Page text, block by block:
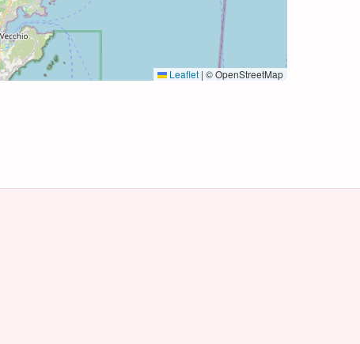
Leaflet | © OpenStreetMap